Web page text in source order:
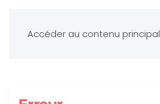
Accéder au contenu principal